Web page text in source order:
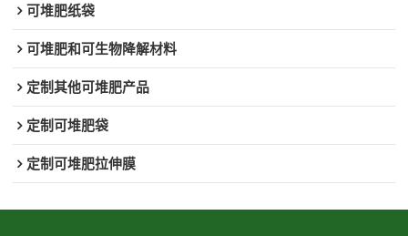
可堆肥纸袋
可堆肥和可生物降解材料
定制其他可堆肥产品
定制可堆肥袋
定制可堆肥拉伸膜